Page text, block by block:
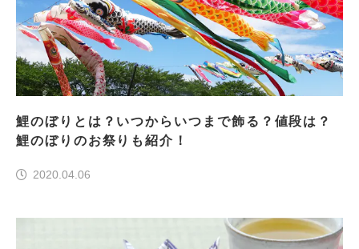
鯉のぼりとは？いつからいつまで飾る？値段は？
鯉のぼりのお祭りも紹介！
2020.04.06